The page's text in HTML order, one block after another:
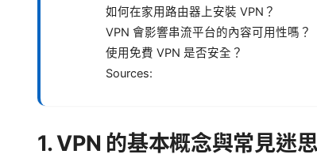
如何在家用路由器上安裝 VPN？
VPN 會影響串流平台的內容可用性嗎？
使用免費 VPN 是否安全？
Sources:
1. VPN 的基本概念與常見迷思